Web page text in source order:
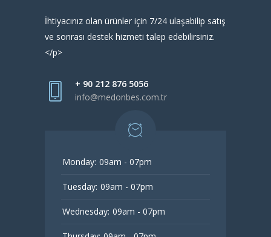
İhtiyacınız olan ürünler için 7/24 ulaşabilip satış
ve sonrası destek hizmeti talep edebilirsiniz.
</p>
+ 90 212 876 5056
info@medonbes.com.tr
Monday: 09am - 07pm
Tuesday: 09am - 07pm
Wednesday: 09am - 07pm